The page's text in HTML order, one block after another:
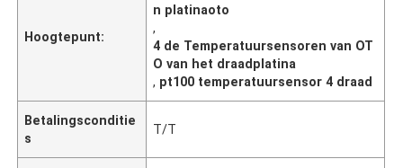
Hoogtepunt:
n platinaoto
,
4 de Temperatuursensoren van OT
O van het draadplatina
, pt100 temperatuursensor 4 draad
Betalingsconditie
s
T/T